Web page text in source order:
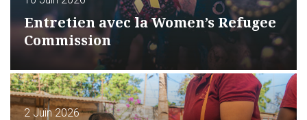
Entretien avec la Women’s Refugee
Commission
2 Juin 2026